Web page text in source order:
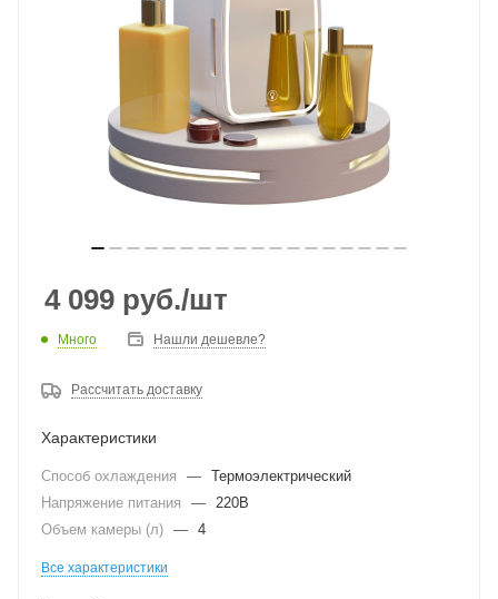
4 099 руб./шт
Много Нашли дешевле?
Рассчитать доставку
Характеристики
Способ охлаждения — Термоэлектрический
Напряжение питания
— 220В
Объем камеры (л) — 4
Все характеристики